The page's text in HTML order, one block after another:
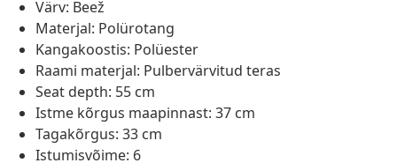
Värv: Beež
Materjal: Polürotang
Kangakoostis: Polüester
Raami materjal: Pulbervärvitud teras
Seat depth: 55 cm
Istme kõrgus maapinnast: 37 cm
Tagakõrgus: 33 cm
Istumisvõime: 6